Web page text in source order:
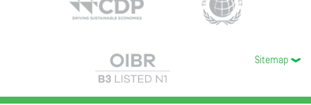
Sitemap